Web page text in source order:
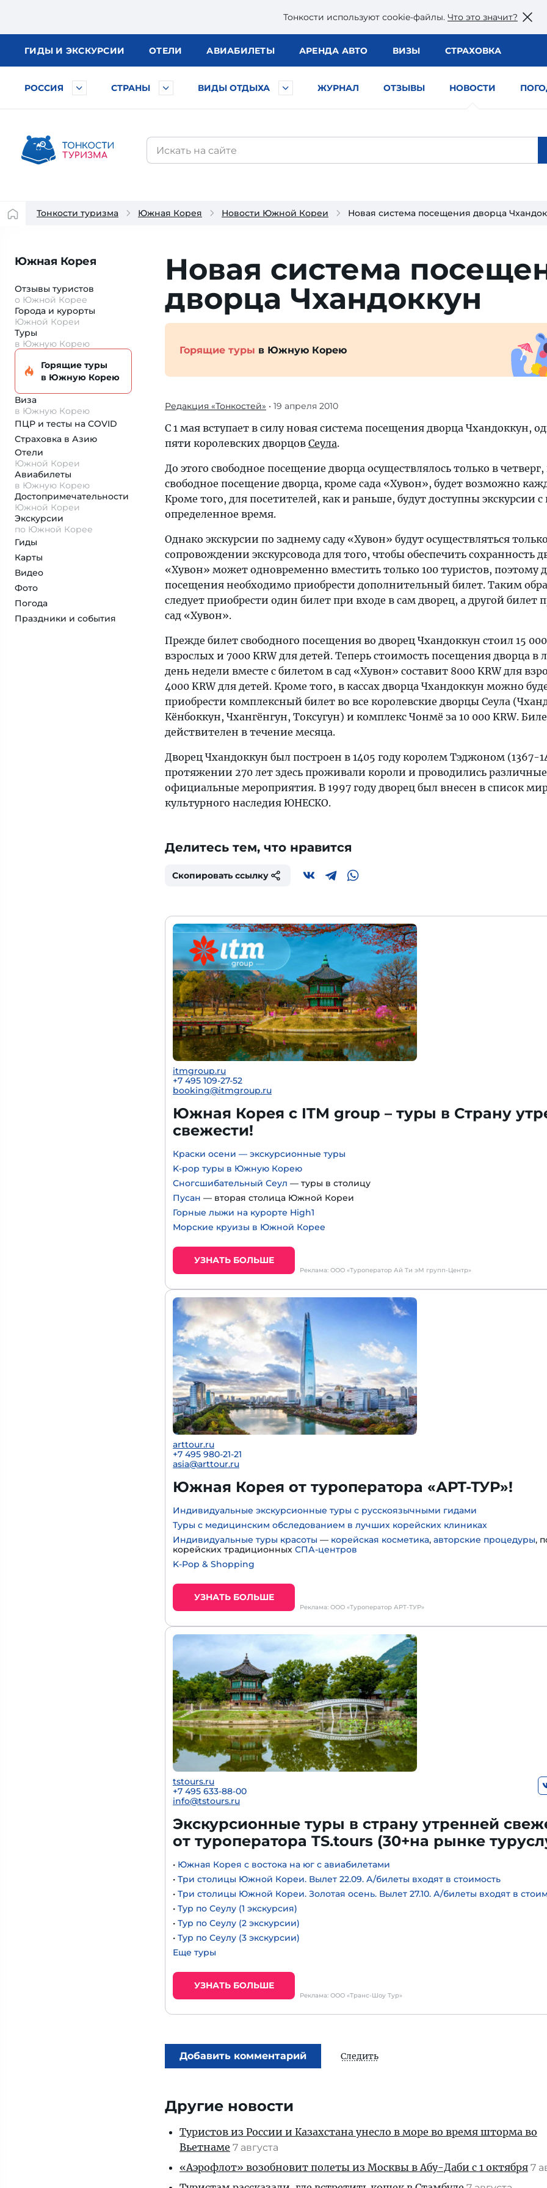
Тонкости используют сookie-файлы. Что это значит?
ГИДЫ И ЭКСКУРСИИ ОТЕЛИ АВИАБИЛЕТЫ АРЕНДА АВТО ВИЗЫ СТРАХОВКА
РОССИЯ СТРАНЫ ВИДЫ ОТДЫХА ЖУРНАЛ ОТЗЫВЫ НОВОСТИ
Тонкости туризма Южная Корея Новости Южной Кореи Новая система посещения дворца
Южная Корея
Отзывы туристов
о Южной Корее
Города и курорты
Южной Кореи
Туры
в Южную Корею
Горящие туры
в Южную Корею
Виза
в Южную Корею
ПЦР и тесты на COVID
Страховка в Азию
Отели
Южной Кореи
Авиабилеты
в Южную Корею
Достопримеча­тельности
Южной Кореи
Экскурсии
по Южной Корее
Гиды
Карты
Видео
Фото
Погода
Праздники и события
Новая система
дворца Чхандоккун
Горящие туры в Южную Корею
Редакция «Тонкостей» • 19 апреля 2010
С 1 мая вступает в силу новая система посещения дворца Чхандоккун,
пяти королевских дворцов Сеула.
До этого свободное посещение дворца осуществлялось только в четверг,
свободное посещение дворца, кроме сада «Хувон», будет возможно
Кроме того, для посетителей, как и раньше, будут доступны экскурсии
определенное время.
Однако экскурсии по заднему саду «Хувон» будут осуществляться
сопровождении экскурсовода для того, чтобы обеспечить сохранность
«Хувон» может одновременно вместить только 100 туристов, поэтому
посещения необходимо приобрести дополнительный билет. Таким
следует приобрести один билет при входе в сам дворец, а другой билет
сад «Хувон».
Прежде билет свободного посещения во дворец Чхандоккун стоил 15
взрослых и 7000 KRW для детей. Теперь стоимость посещения дворца в
день недели вместе с билетом в сад «Хувон» составит 8000 KRW для
4000 KRW для детей. Кроме того, в кассах дворца Чхандоккун можно
приобрести комплексный билет во все королевские дворцы Сеула
Кёнбоккун, Чхангёнгун, Токсугун) и комплекс Чонмё за 10 000 KRW.
действителен в течение месяца.
Дворец Чхандоккун был построен в 1405 году королем Тэджоном (1367-
протяжении 270 лет здесь проживали короли и проводились различные
официальные мероприятия. В 1997 году дворец был внесен в список
культурного наследия ЮНЕСКО.
Делитесь тем, что нравится
Скопировать ссылку
itmgroup.ru
+7 495 109-27-52
booking@itmgroup.ru
Южная Корея с ITM group – туры в Страну
свежести!
Краски осени — экскурсионные туры
K-pop туры в Южную Корею
Сногсшибательный Сеул — туры в столицу
Пусан — вторая столица Южной Кореи
Горные лыжи на курорте High1
Морские круизы в Южной Корее
УЗНАТЬ БОЛЬШЕ
Реклама: ООО «Туроператор Ай Ти эМ групп-Центр»
arttour.ru
+7 495 980-21-21
asia@arttour.ru
Южная Корея от туроператора «АРТ-ТУР»!
Индивидуальные экскурсионные туры с русскоязычными гидами
Туры с медицинским обследованием в лучших корейских клиниках
Индивидуальные туры красоты — корейская косметика, авторские процедуры,
корейских традиционных СПА-центров
K-Pop & Shopping
УЗНАТЬ БОЛЬШЕ
Реклама: ООО «Туроператор АРТ-ТУР»
tstours.ru
+7 495 633-88-00
info@tstours.ru
Экскурсионные туры в страну утренней
от туроператора TS.tours (30+на рынке
• Южная Корея с востока на юг с авиабилетами
• Три столицы Южной Кореи. Вылет 22.09. А/билеты входят в стоимость
• Три столицы Южной Кореи. Золотая осень. Вылет 27.10. А/билеты входят в
• Тур по Сеулу (1 экскурсия)
• Тур по Сеулу (2 экскурсии)
• Тур по Сеулу (3 экскурсии)
Еще туры
УЗНАТЬ БОЛЬШЕ
Реклама: ООО «Транс-Шоу Тур»
Добавить комментарий Следить
Другие новости
Туристов из России и Казахстана унесло в море во время шторма во
Вьетнаме 7 августа
«Аэрофлот» возобновит полеты из Москвы в Абу-Даби с 1 октября 7